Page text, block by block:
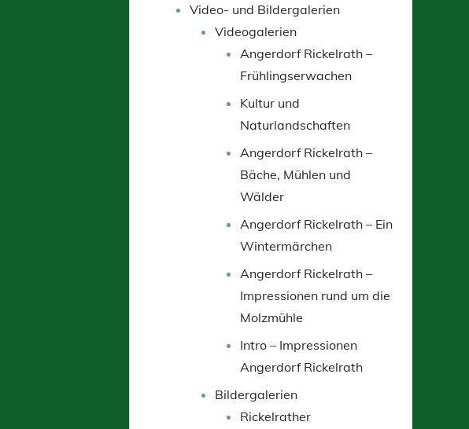
Video- und Bildergalerien
Videogalerien
Angerdorf Rickelrath –
Frühlingserwachen
Kultur und
Naturlandschaften
Angerdorf Rickelrath –
Bäche, Mühlen und
Wälder
Angerdorf Rickelrath – Ein
Wintermärchen
Angerdorf Rickelrath –
Impressionen rund um die
Molzmühle
Intro – Impressionen
Angerdorf Rickelrath
Bildergalerien
Rickelrather